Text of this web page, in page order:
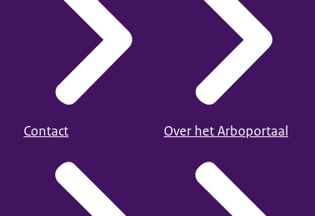
Contact Over het Arboportaal